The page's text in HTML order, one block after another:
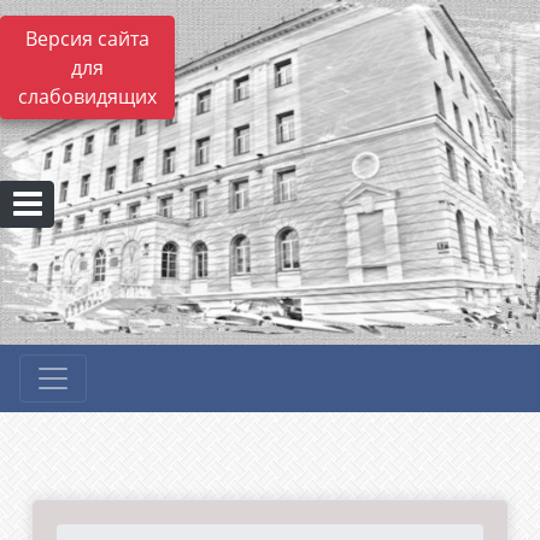
Версия сайта
для
слабовидящих